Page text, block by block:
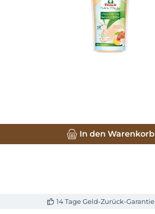
In den Warenkorb
14 Tage Geld-Zurück-Garantie